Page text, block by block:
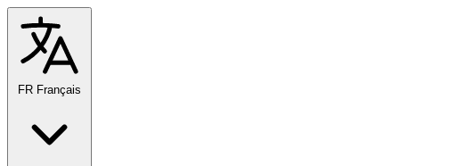
FR Français